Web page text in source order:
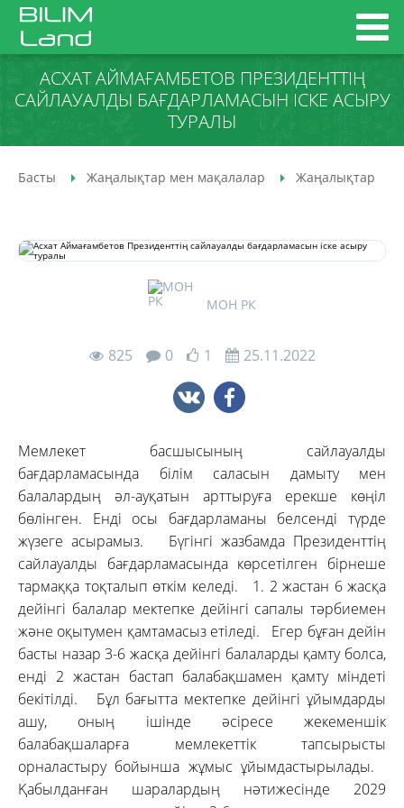
АСХАТ АЙМАҒАМБЕТОВ ПРЕЗИДЕНТТІҢ
САЙЛАУАЛДЫ БАҒДАРЛАМАСЫН ІСКЕ АСЫРУ
ТУРАЛЫ
Басты Жаңалықтар мен мақалалар Жаңалықтар
МОН РК
825 0 1 25.11.2022
Мемлекет басшысының сайлауалды
бағдарламасында білім саласын дамыту мен
балалардың әл-ауқатын арттыруға ерекше көңіл
бөлінген. Енді осы бағдарламаны белсенді түрде
жүзеге асырамыз. Бүгінгі жазбамда Президенттің
сайлауалды бағдарламасында көрсетілген бірнеше
тармаққа тоқталып өткім келеді. 1. 2 жастан 6 жасқа
дейінгі балалар мектепке дейінгі сапалы тәрбиемен
және оқытумен қамтамасыз етіледі. Егер бұған дейін
басты назар 3-6 жасқа дейінгі балаларды қамту болса,
енді 2 жастан бастап балабақшамен қамту міндеті
бекітілді. Бұл бағытта мектепке дейінгі ұйымдарды
ашу, оның ішінде әсіресе жекеменшік
балабақшаларға мемлекеттік тапсырысты
орналастыру бойынша жұмыс ұйымдастырылады.
Қабылданған шаралардың нәтижесінде 2029